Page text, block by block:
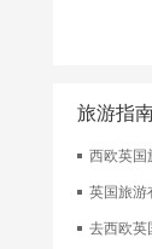
旅游指
西欧英国
英国旅游
吃
去西欧英